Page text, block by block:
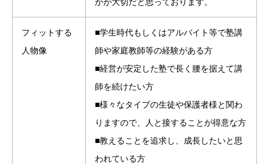
フィットする
人物像
■学生時代もしくはアルバイト等で塾講
師や家庭教師等の経験がある方
■経営が安定した塾で長く腰を据えて講
師を続けたい方
■様々なタイプの生徒や保護者様と関わ
りますので、人と接することが得意な方
■教えることを追求し、成長したいと思
われている方